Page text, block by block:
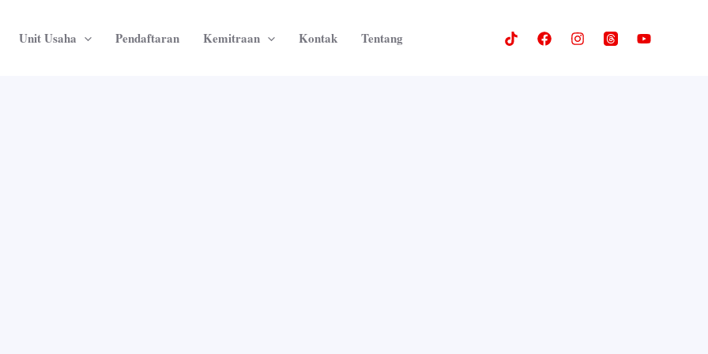
Unit Usaha Pendaftaran Kemitraan Kontak Tentang